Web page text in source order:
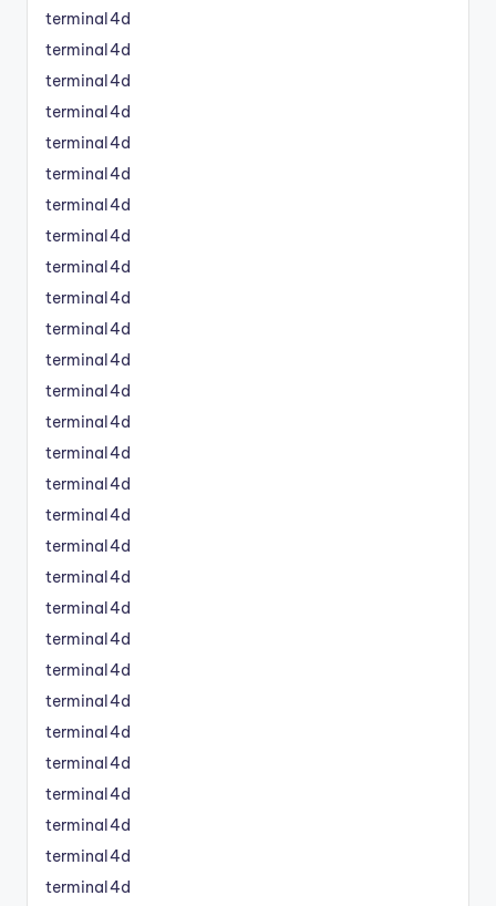
terminal4d
terminal4d
terminal4d
terminal4d
terminal4d
terminal4d
terminal4d
terminal4d
terminal4d
terminal4d
terminal4d
terminal4d
terminal4d
terminal4d
terminal4d
terminal4d
terminal4d
terminal4d
terminal4d
terminal4d
terminal4d
terminal4d
terminal4d
terminal4d
terminal4d
terminal4d
terminal4d
terminal4d
terminal4d